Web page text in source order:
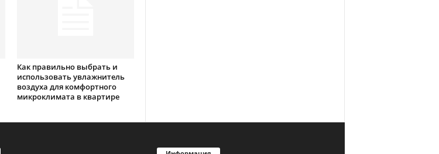
Как правильно выбрать и
использовать увлажнитель
воздуха для комфортного
микроклимата в квартире